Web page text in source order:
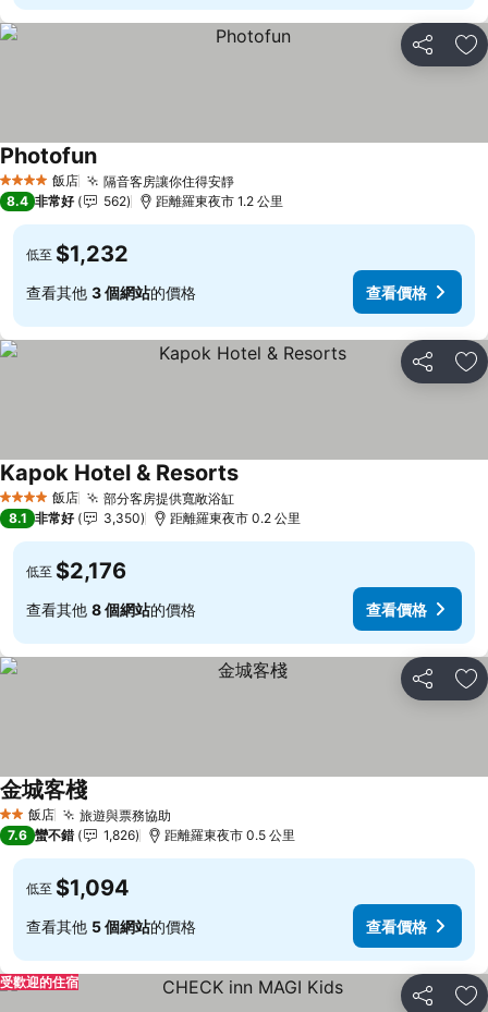
分享 加
4 星級 飯店 隔音客房讓你住得安靜
Photofun
8.4 非常好 562 距離羅東夜市 1.2 公里
低至 $1,232
查看其他 3 個網站的價格 查看價格
分享 加
4 星級 飯店 部分客房提供寬敞浴缸
Kapok Hotel & Resorts
8.1 非常好 3,350 距離羅東夜市 0.2 公里
低至 $2,176
查看其他 8 個網站的價格 查看價格
分享 加
2 星級飯店 旅遊與票務協助
金城客棧
7.6 蠻不錯 1,826 距離羅東夜市 0.5 公里
低至 $1,094
查看其他 5 個網站的價格 查看價格
分享 加
受歡迎的住宿